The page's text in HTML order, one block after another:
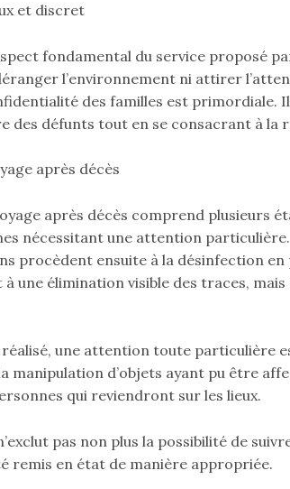
et discret
fondamental du service proposé
l’environnement ni attirer
des familles est primordiale.
des défunts tout en se consacrant à la
après décès
après décès comprend plusieurs
nécessitant une attention
procèdent ensuite à la désinfection
une élimination visible des traces,
une attention toute particulière
manipulation d’objets ayant pu être
qui reviendront sur les lieux.
pas non plus la possibilité de
remis en état de manière appropriée.